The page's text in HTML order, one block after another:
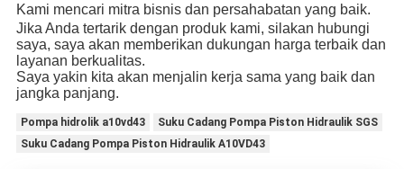
Kami mencari mitra bisnis dan persahabatan yang baik.
Jika Anda tertarik dengan produk kami, silakan hubungi
saya, saya akan memberikan dukungan harga terbaik dan
layanan berkualitas.
Saya yakin kita akan menjalin kerja sama yang baik dan
jangka panjang.
Pompa hidrolik a10vd43
Suku Cadang Pompa Piston Hidraulik SGS
Suku Cadang Pompa Piston Hidraulik A10VD43